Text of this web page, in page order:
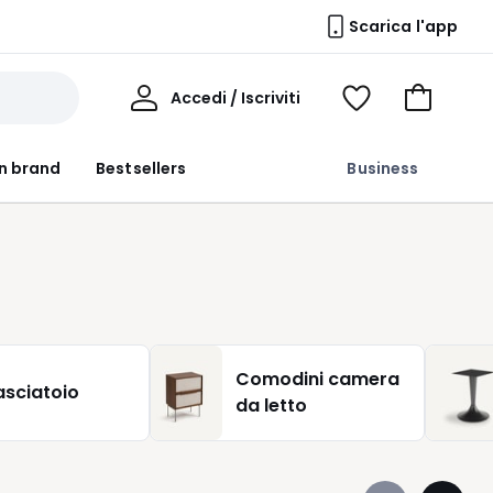
Scarica l'app
brand Bestsellers Business
Accedi / Iscriviti
Voir
Vai
Comodini camera
da letto